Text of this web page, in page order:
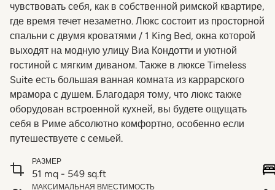
чувствовать себя, как в собственной римской квартире,
где время течет незаметно. Люкс состоит из просторной
спальни с двумя кроватями / 1 King Bed, окна которой
выходят на модную улицу Виа Кондотти и уютной
гостиной с мягким диваном. Также в люксе Timeless
Suite есть большая ванная комната из каррарского
мрамора с душем. Благодаря тому, что люкс также
оборудован встроенной кухней, вы будете ощущать
себя в Риме абсолютно комфортно, особенно если
путешествуете с семьей.
РАЗМЕР
51 mq - 549 sq.ft
МАКСИМАЛЬНАЯ ВМЕСТИМОСТЬ